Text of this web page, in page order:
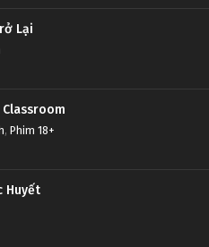
là tâm điểm thu hút nhờ vào
bạch trong khâu tổ chức
Lại
, Phim 18+
Huyết